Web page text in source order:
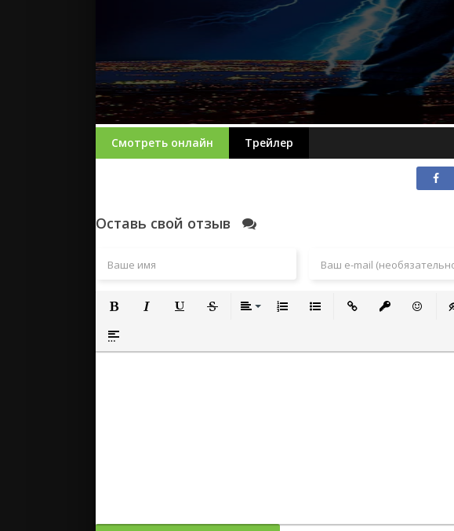
Смотреть онлайн Трейлер
Оставь свой отзыв
Полужирный
Вставка спойлера